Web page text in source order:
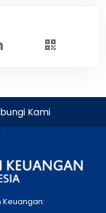
Kami
Keuangan: